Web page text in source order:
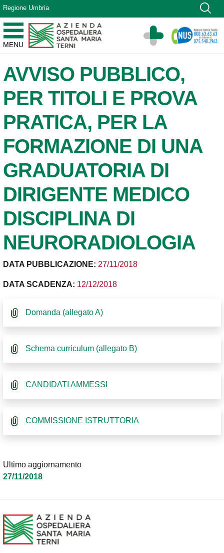
Vai ai contenuti
Vai al menu di navigazione
Vai al footer
Regione Umbria
MENU
Azienda Ospedaliera Santa Maria di Terni
Sito Istituzionale
AVVISO PUBBLICO,
PER TITOLI E PROVA
PRATICA, PER LA
FORMAZIONE DI UNA
GRADUATORIA DI
DIRIGENTE MEDICO
DISCIPLINA DI
NEURORADIOLOGIA
DATA PUBBLICAZIONE: 27/11/2018
DATA SCADENZA: 12/12/2018
Domanda (allegato A)
Schema curriculum (allegato B)
CANDIDATI AMMESSI
COMMISSIONE ISTRUTTORIA
Ultimo aggiornamento
27/11/2018